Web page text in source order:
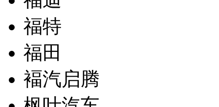
福特
福田
褔汽启腾